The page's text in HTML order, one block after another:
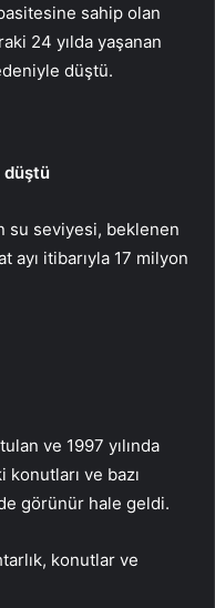
sahip olan
24 yılda yaşanan
düştü.
düştü
su seviyesi, beklenen
ayı itibarıyla 17 milyon
ve 1997 yılında
konutları ve bazı
görünür hale geldi.
konutlar ve